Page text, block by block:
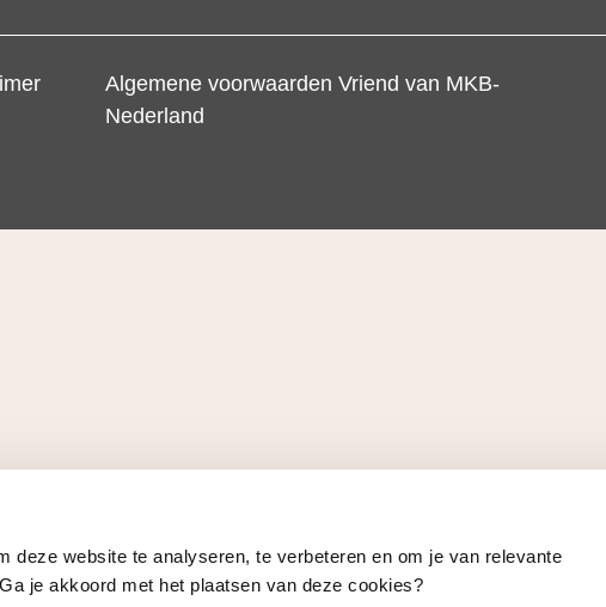
deze website te analyseren, te verbeteren en om je van relevante
je akkoord met het plaatsen van deze cookies?
Algemene voorwaarden Vriend van MKB-
Nederland